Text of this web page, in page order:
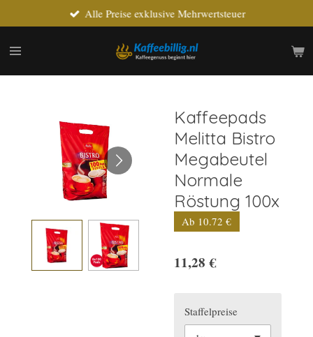
Hauptinhalt
springen
Alle Preise exklusive Mehrwertsteuer
Kaffeepads
Melitta Bistro
Megabeutel
Normale
Röstung 100x
Ab 10.72 €
11,28 €
Staffelpreise